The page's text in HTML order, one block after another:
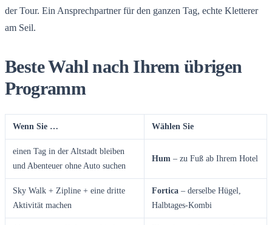
der Tour. Ein Ansprechpartner für den ganzen Tag, echte Kletterer
am Seil.
Beste Wahl nach Ihrem übrigen
Programm
Wenn Sie … Wählen Sie
einen Tag in der Altstadt bleiben
und Abenteuer ohne Auto suchen
Hum – zu Fuß ab Ihrem Hotel
Sky Walk + Zipline + eine dritte
Aktivität machen
Fortica – derselbe Hügel,
Halbtages-Kombi